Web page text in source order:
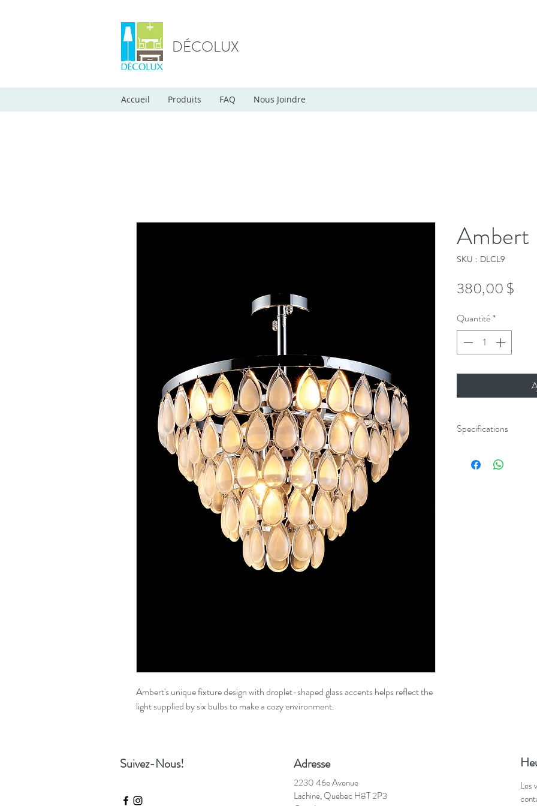
DÉCOLUX
Accueil Produits FAQ Nous Joindre
Ambert's unique fixture design with droplet-shaped glass accents helps reflect the
light supplied by six bulbs to make a cozy environment.
Ambert
SKU : DLCL9
380,00 $
Quantité*
Specifications
◦ Six lights (bulbs not
Suivez-Nous! Adresse
2230 46e Avenue
Lachine, Quebec H8T 2P3
Les